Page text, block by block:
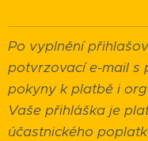
Po vyplnění
potvrzovací e-mail s
pokyny k platbě i
Vaše přihláška je
účastnického